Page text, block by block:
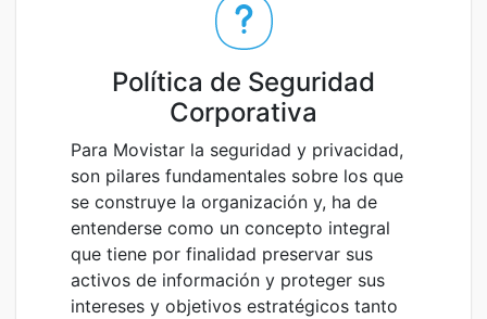
Política de Seguridad
Corporativa
Para Movistar la seguridad y privacidad,
son pilares fundamentales sobre los que
se construye la organización y, ha de
entenderse como un concepto integral
que tiene por finalidad preservar sus
activos de información y proteger sus
intereses y objetivos estratégicos tanto